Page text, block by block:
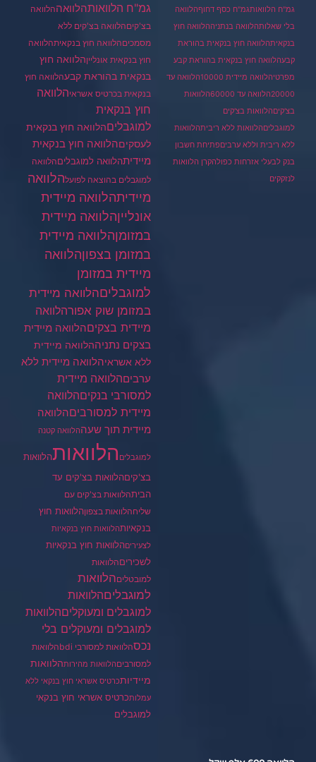
גמ"ח הלוואותגמ"ח כסף דחוףהלוואה
בלי שאלותהלוואה בנתניההלוואה חוץ
בנקאיתהלוואה חוץ בנקאית בהוראת
קבעהלוואה חוץ בנקאית בהוראת קבע
מפרטיהלוואה מיידית 10000
הלוואה עד
20000הלוואה עד 60000
הלוואות
בצ'קיםהלוואות בצ'קים
למוגבליםהלוואות ללא ריביתהלוואות
ללא ריבית וללא ערביםפתיחת חשבון
בנק לבעלי אזרחות כפולהקרן הלוואות
לנזקקים
גמ"ח הלוואותהלוואההלוואה
בצ'קיםהלוואה בצ'קים ללא
מסמכיםהלוואה חוץ בנקאיתהלוואה
חוץ בנקאית אונלייןהלוואה חוץ
בנקאית בהוראת קבעהלוואה חוץ
בנקאית בכרטיס אשראיהלוואה
חוץ בנקאית
למוגבליםהלוואה חוץ בנקאית
לעסקיםהלוואה חוץ בנקאית
מיידיתהלוואה למוגבליםהלוואה
למוגבלים בהוצאה לפועלהלוואה
מיידיתהלוואה מיידית
אונלייןהלוואה מיידית
במזומןהלוואה מיידית
במזומן בצפוןהלוואה
מיידית במזומן
למוגבליםהלוואה מיידית
במזומן שוק אפורהלוואה
מיידית בצקיםהלוואה מיידית
בצקים נתניההלוואה מיידית
ללא אשראיהלוואה מיידית ללא
ערביםהלוואה מיידית
למסורבי בנקיםהלוואה
מיידית למסורביםהלוואה
מיידית תוך שעההלוואה קטנה
למוגבלים הלוואותהלוואות
בצ'קיםהלוואות בצ'קים עד
הביתהלוואות בצ'קים עם
שליחהלוואות בצפוןהלוואות חוץ
בנקאיותהלוואות חוץ בנקאיות
לצעיריםהלוואות חוץ בנקאיות
לשכיריםהלוואות
למובטליםהלוואות
למוגבליםהלוואות
למוגבלים ומעוקליםהלוואות
למוגבלים ומעוקלים בלי
נכסהלוואות למסורבי bdi
הלוואות
למסורביםהלוואות מהירותהלוואות
מיידיותכרטיס אשראי חוץ בנקאי ללא
עמלותכרטיס אשראי חוץ בנקאי
למוגבלים